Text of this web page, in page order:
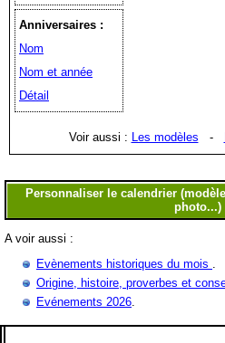
Anniversaires :
Nom
Nom et année
Détail
Voir aussi : Les modèles -
A voir aussi :
Evènements historiques du mois .
Origine, histoire, proverbes et
Evénements 2026.